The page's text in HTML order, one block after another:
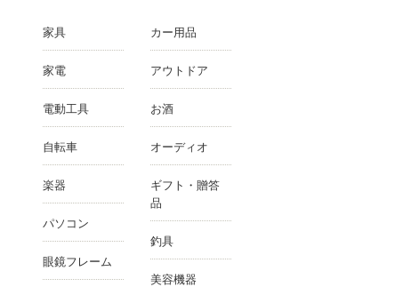
家具
家電
電動工具
自転車
楽器
パソコン
眼鏡フレーム
カー用品
アウトドア
お酒
オーディオ
ギフト・贈答
品
釣具
美容機器